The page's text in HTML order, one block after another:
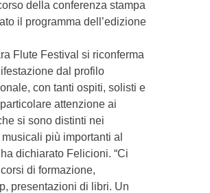
della conferenza stampa
il programma dell’edizione
Flute Festival si riconferma
dal profilo
con tanti ospiti, solisti e
attenzione ai
si sono distinti nei
più importanti al
ha dichiarato Felicioni. “Ci
di formazione,
presentazioni di libri. Un